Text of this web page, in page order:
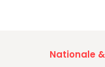
Nationale